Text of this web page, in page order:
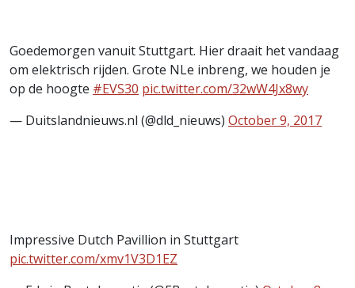
Goedemorgen vanuit Stuttgart. Hier draait het vandaag
om elektrisch rijden. Grote NLe inbreng, we houden je
op de hoogte #EVS30 pic.twitter.com/32wW4Jx8wy
— Duitslandnieuws.nl (@dld_nieuws) October 9, 2017
Impressive Dutch Pavillion in Stuttgart
pic.twitter.com/xmv1V3D1EZ